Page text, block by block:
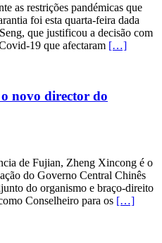
as restrições pandémicas que
foi esta quarta-feira dada
que justificou a decisão com
19 que afectaram […]
novo director do
de Fujian, Zheng Xincong é o
do Governo Central Chinês
do organismo e braço-direito
Conselheiro para os […]